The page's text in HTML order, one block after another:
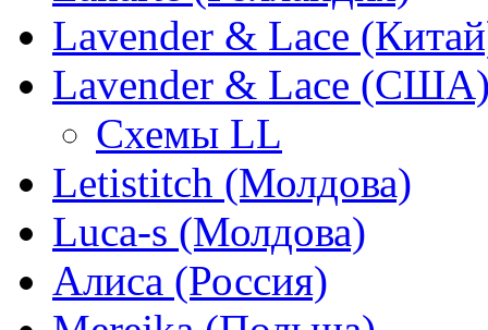
Lavender & Lace
Lavender & Lace
Схемы LL
Letistitch (Молдова)
Luca-s (Молдова)
Алиса (Россия)